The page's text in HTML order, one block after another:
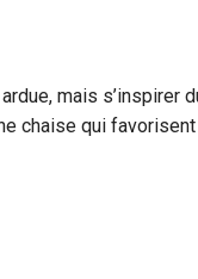
mais s’inspirer
chaise qui